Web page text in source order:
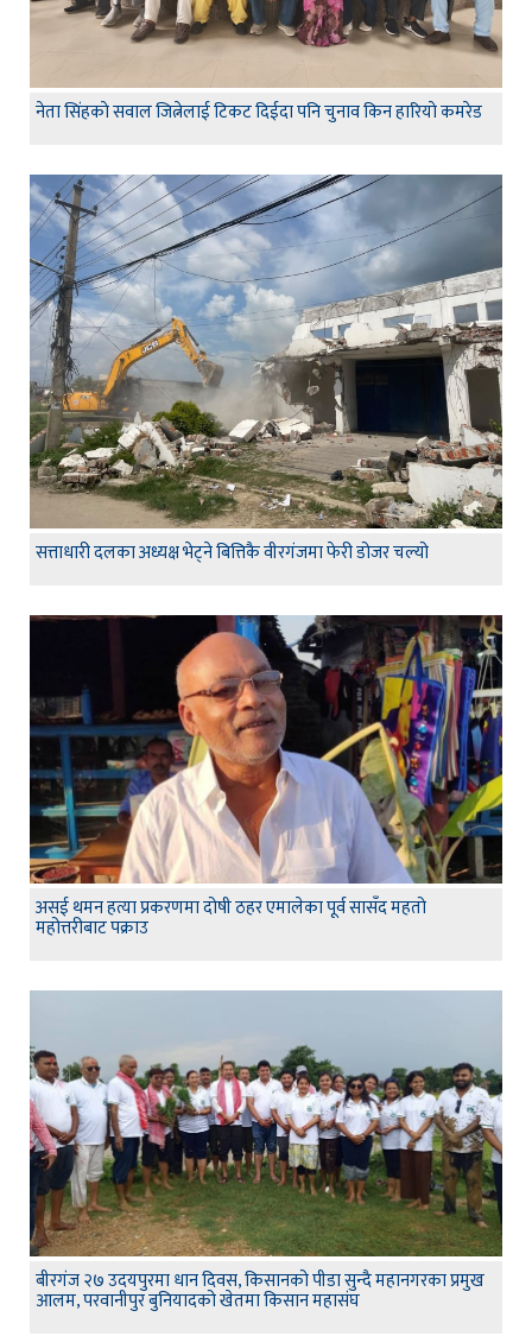
नेता सिंहकाे सवाल जित्नेलाई टिकट दिईदा पनि चुनाव किन हारियाे कमरेड
सत्ताधारी दलका अध्यक्ष भेट्ने बित्तिकै वीरगंजमा फेरी डोजर चल्यो
असई थमन हत्या प्रकरणमा दोषी ठहर एमालेका पूर्व सासँद महतो
महोत्तरीबाट पक्राउ
बीरगंज २७ उदयपुरमा धान दिवस, किसानको पीडा सुन्दै महानगरका प्रमुख
आलम, परवानीपुर बुनियादको खेतमा किसान महासंघ